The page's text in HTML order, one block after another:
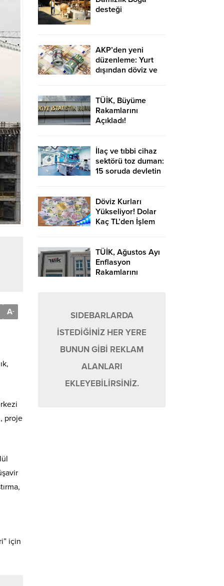
A-
proje
için
desteği
AKP’den yeni
düzenleme: Yurt
dışından döviz ve
TÜİK, Büyüme
Rakamlarını
Açıkladı!
İlaç ve tıbbi cihaz
sektörü toz duman:
15 soruda devletin
Döviz Kurları
Yükseliyor! Dolar
Kaç TL’den İşlem
TÜİK, Ağustos Ayı
Enflasyon
Rakamlarını
SIDEBARLARDA
İSTEDİĞİNİZ HER YERE
BUNUN GİBİ REKLAM
ALANLARI
EKLEYEBİLİRSİNİZ.